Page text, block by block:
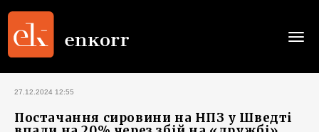
27.12.2024 12:55
Постачання сировини на НПЗ у Шведті